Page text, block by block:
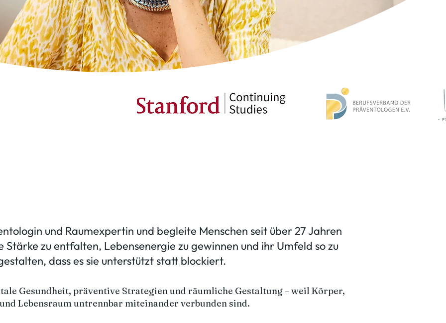
und Raumexpertin und begleite Menschen seit über 27 Jahren
zu entfalten, Lebensenergie zu gewinnen und ihr Umfeld so zu
dass es sie unterstützt statt blockiert.
Gesundheit, präventive Strategien und räumliche Gestaltung – weil Körper,
Lebensraum untrennbar miteinander verbunden sind.